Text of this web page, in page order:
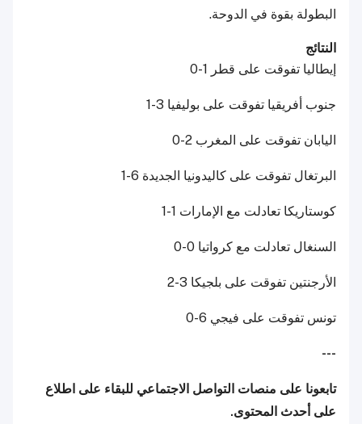
البطولة بقوة في الدوحة.
النتائج
إيطاليا تفوقت على قطر 1-0
جنوب أفريقيا تفوقت على بوليفيا 3-1
اليابان تفوقت على المغرب 2-0
البرتغال تفوقت على كاليدونيا الجديدة 6-1
كوستاريكا تعادلت مع الإمارات 1-1
السنغال تعادلت مع كرواتيا 0-0
الأرجنتين تفوقت على بلجيكا 3-2
تونس تفوقت على فيجي 6-0
---
تابعونا على منصات التواصل الاجتماعي للبقاء على اطلاع
على أحدث المحتوى.